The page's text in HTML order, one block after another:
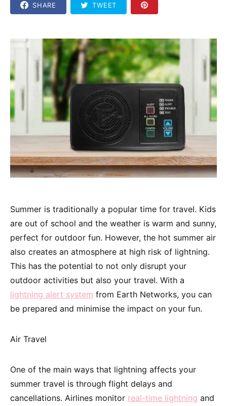
SHARE TWEET
Summer is traditionally a popular time for travel. Kids
are out of school and the weather is warm and sunny,
perfect for outdoor fun. However, the hot summer air
also creates an atmosphere at high risk of lightning.
This has the potential to not only disrupt your
outdoor activities but also your travel. With a
lightning alert system from Earth Networks, you can
be prepared and minimise the impact on your fun.
Air Travel
One of the main ways that lightning affects your
summer travel is through flight delays and
cancellations. Airlines monitor real-time lightning and